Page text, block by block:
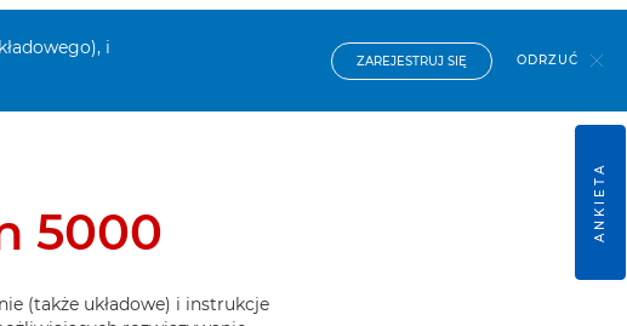
i
ZAREJESTRUJ SIĘ ODRZUĆ
5000
(także układowe) i instrukcje
ANKIETA